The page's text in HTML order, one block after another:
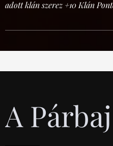
adott klán szerez +10 Klán
A Párbaj